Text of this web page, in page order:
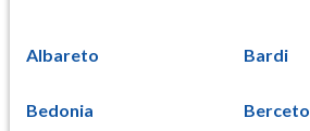
Albareto Bardi
Bedonia Berceto